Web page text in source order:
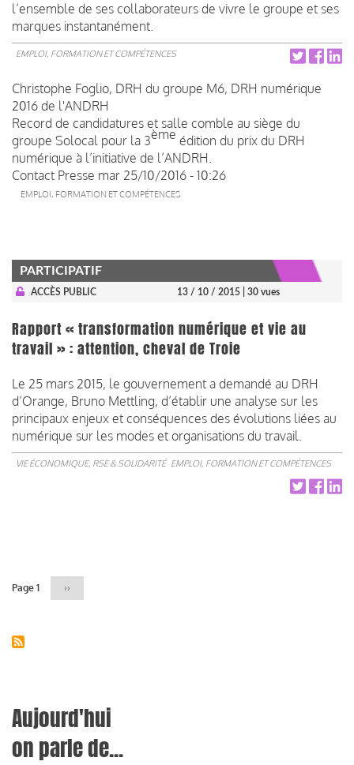
l’ensemble de ses collaborateurs de vivre le groupe et ses
marques instantanément.
EMPLOI, FORMATION ET COMPÉTENCES
Christophe Foglio, DRH du groupe M6, DRH numérique
2016 de l'ANDRH
Record de candidatures et salle comble au siège du
groupe Solocal pour la 3ème édition du prix du DRH
numérique à l’initiative de l’ANDRH.
Contact Presse mar 25/10/2016 - 10:26
EMPLOI, FORMATION ET COMPÉTENCES
PARTICIPATIF
ACCÈS PUBLIC 13 / 10 / 2015 | 30 vues
Rapport « transformation numérique et vie au
travail » : attention, cheval de Troie
Le 25 mars 2015, le gouvernement a demandé au DRH
d’Orange, Bruno Mettling, d’établir une analyse sur les
principaux enjeux et conséquences des évolutions liées au
numérique sur les modes et organisations du travail.
VIE ÉCONOMIQUE, RSE & SOLIDARITÉ EMPLOI, FORMATION ET COMPÉTENCES
Page 1
Page
››
Aujourd'hui
on parle de...